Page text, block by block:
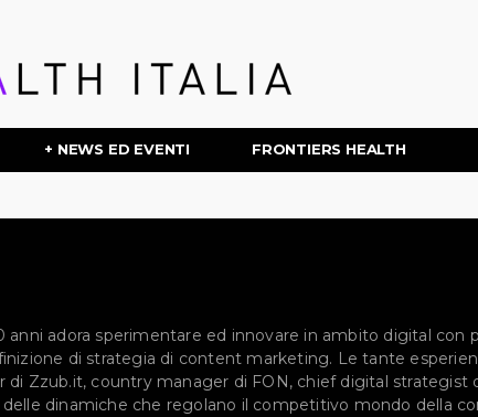
+ NEWS ED EVENTI FRONTIERS HEALTH
adora sperimentare ed innovare in ambito digital con
di strategia di content marketing. Le tante
Zzub.it, country manager di FON, chief digital strategist
dinamiche che regolano il competitivo mondo della